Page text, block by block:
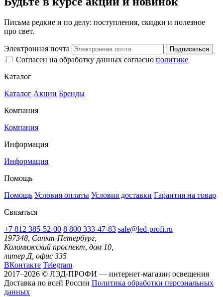
Письма редкие и по делу: поступления, скидки и полезное
про свет.
Электронная почта Подписаться
Согласен на обработку данных согласно политике
Каталог
Каталог Акции Бренды
Компания
Компания
Информация
Информация
Помощь
Помощь Условия оплаты Условия доставки Гарантия на товар
Связаться
+7 812 385-52-00 8 800 333-47-83 sale@led-profi.ru
197348, Санкт-Петербург,
Коломяжский проспект, дом 10,
литер Д, офис 335
ВКонтакте Telegram
2017–2026 © ЛЭД-ПРОФИ — интернет-магазин освещения
Доставка по всей России Политика обработки персональных
данных